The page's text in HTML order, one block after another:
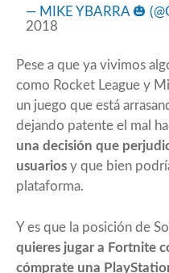
— MIKE YBARRA 🎃
2018
Pese a que ya vivimos
como Rocket League y
un juego que está
dejando patente el mal
una decisión que
usuarios y que bien
plataforma.
Y es que la posición de
quieres jugar a Fortnite
cómprate una